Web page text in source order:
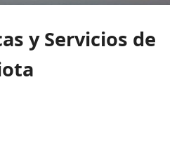
y Servicios de